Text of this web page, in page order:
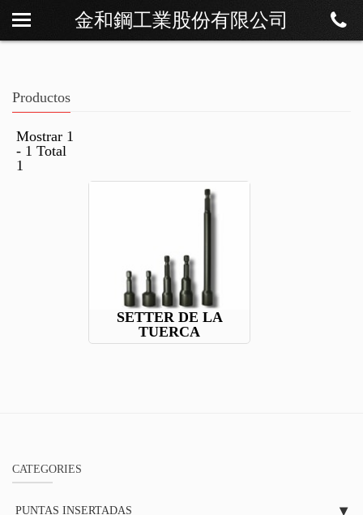
金和鋼工業股份有限公司
Sobre Os
Contáctenos
Productos
Mostrar 1
- 1 Total
1
SETTER DE LA
TUERCA
CATEGORIES
PUNTAS INSERTADAS